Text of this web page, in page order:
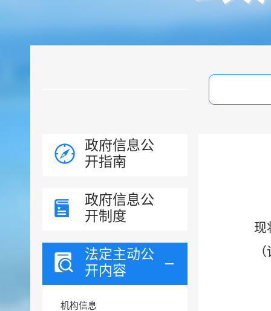
政府信息公
开指南
政府信息公
开制度
法定主动公
开内容
机构信息
现